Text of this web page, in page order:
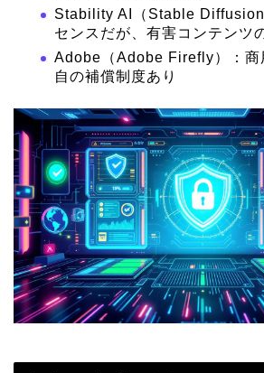
Stability AI（Stable Diffusion
センスだが、有害コンテンツ
Adobe（Adobe Firefly）：商
自の補償制度あり